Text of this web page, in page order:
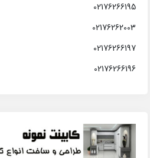
02176266195
02176262003
02176266197
02176266196